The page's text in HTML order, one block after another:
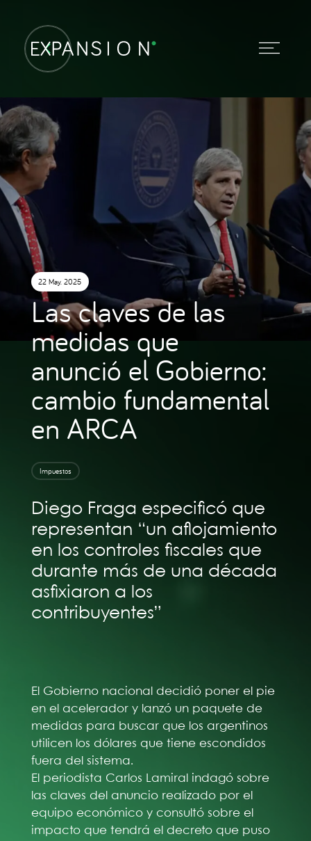
22 May. 2025
Las claves de las
medidas que
anunció el Gobierno:
cambio fundamental
en ARCA
Impuestos
Diego Fraga especificó que
representan “un aflojamiento
en los controles fiscales que
durante más de una década
asfixiaron a los
contribuyentes”
El Gobierno nacional decidió poner el pie
en el acelerador y lanzó un paquete de
medidas para buscar que los argentinos
utilicen los dólares que tiene escondidos
fuera del sistema.
El periodista Carlos Lamiral indagó sobre
las claves del anuncio realizado por el
equipo económico y consultó sobre el
impacto que tendrá el decreto que puso